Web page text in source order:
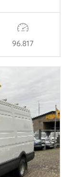
96.817